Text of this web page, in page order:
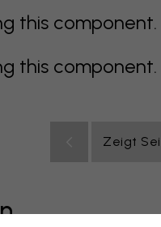
this
this
Zeigt